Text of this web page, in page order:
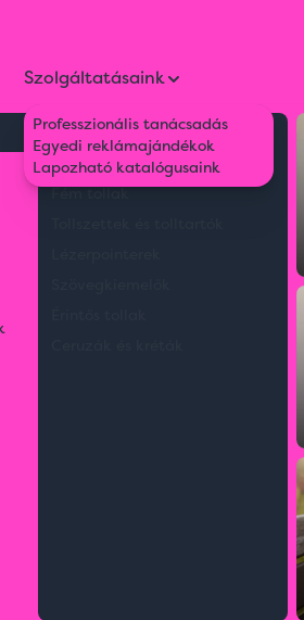
Környezetbarát tollak
Műanyag tollak
Fém tollak
Szolgáltatásaink
Professzionális tanácsadás
Egyedi reklámajándékok
Lapozható katalógusaink
formában